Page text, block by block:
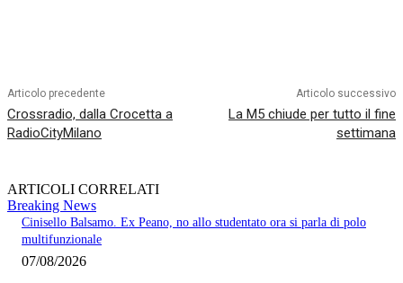
Articolo precedente
Crossradio, dalla Crocetta a
RadioCityMilano
Articolo successivo
La M5 chiude per tutto il fine
settimana
ARTICOLI CORRELATI
Breaking News
Cinisello Balsamo. Ex Peano, no allo studentato ora si parla di polo
multifunzionale
07/08/2026